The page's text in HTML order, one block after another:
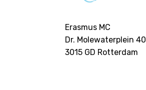
Erasmus MC
Dr. Molewaterplein 40
3015 GD Rotterdam